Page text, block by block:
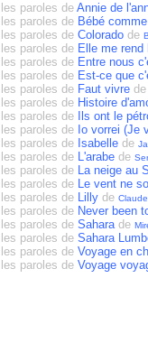
paroles de Annie de
paroles de Bébé
paroles de Colorado de
paroles de Elle me rend
paroles de Entre nous
paroles de Est-ce que
paroles de Faut vivre de
paroles de Histoire
paroles de Ils ont le
paroles de Io vorrei (Je
paroles de Isabelle de
paroles de L'arabe de
paroles de La neige au
paroles de Le vent ne
paroles de Lilly de
paroles de Never been
paroles de Sahara de
paroles de Sahara
paroles de Voyage en
paroles de Voyage